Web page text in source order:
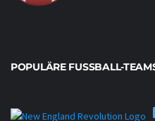
POPULÄRE FUSSBALL-TEAMS